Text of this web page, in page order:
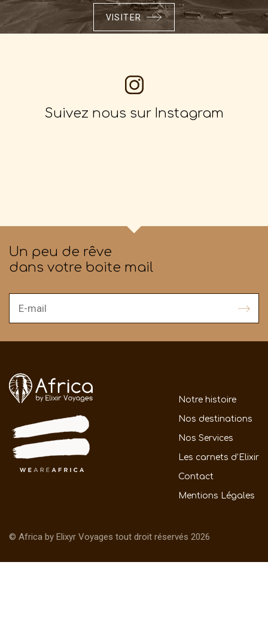
VISITER
Suivez nous sur Instagram
Notre histoire
Nos destinations
Nos Services
Les carnets d’Elixir
Contact
Mentions Légales
© Africa by Elixyr Voyages tout droit réservés 2026
Un peu de rêve
dans votre boite mail